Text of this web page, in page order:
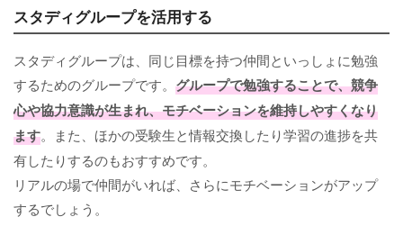
スタディグループを活用する
スタディグループは、同じ目標を持つ仲間といっしょに勉強
するためのグループです。 グループで勉強することで、競争
心や協力意識が生まれ、モチベーションを維持しやすくなり
ます。また、ほかの受験生と情報交換したり学習の進捗を共
有したりするのもおすすめです。
リアルの場で仲間がいれば、さらにモチベーションがアップ
するでしょう。